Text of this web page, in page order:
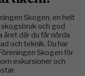
Skogen, en helt
och god
året där du får nörda
och teknik. Du har
Skogen för
exkursioner och